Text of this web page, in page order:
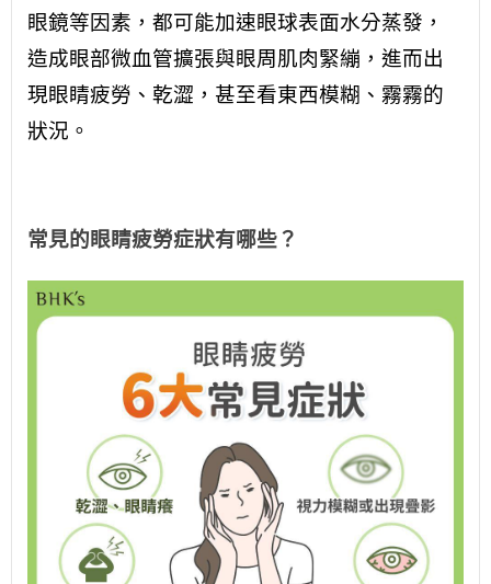
眼鏡等因素，都可能加速眼球表面水分蒸發，
造成眼部微血管擴張與眼周肌肉緊繃，進而出
現眼睛疲勞、乾澀，甚至看東西模糊、霧霧的
狀況。
常見的眼睛疲勞症狀有哪些？